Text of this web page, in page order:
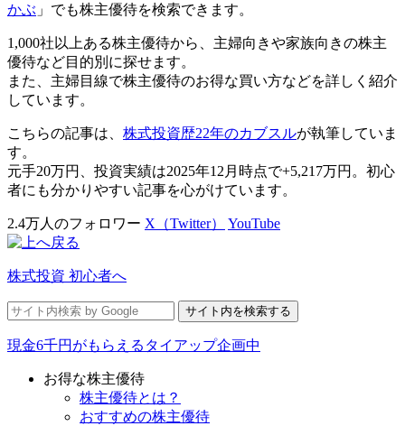
かぶ 」でも株主優待を検索できます。
1,000社以上ある株主優待から、主婦向きや家族向きの株主
優待など目的別に探せます。
また、主婦目線で株主優待のお得な買い方などを詳しく紹介
しています。
こちらの記事は、 株式投資歴22年のカブスルが執筆していま
す。
元手20万円、投資実績は2025年12月時点で+5,217万円。初心
者にも分かりやすい記事を心がけています。
2.4万人のフォロワー X（Twitter） YouTube
株式投資 初心者へ
現金6千円がもらえるタイアップ企画中
お得な株主優待
株主優待とは？
おすすめの株主優待